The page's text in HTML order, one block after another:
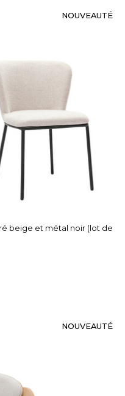
NOUVEAUTÉ
beige et métal noir (lot de
NOUVEAUTÉ